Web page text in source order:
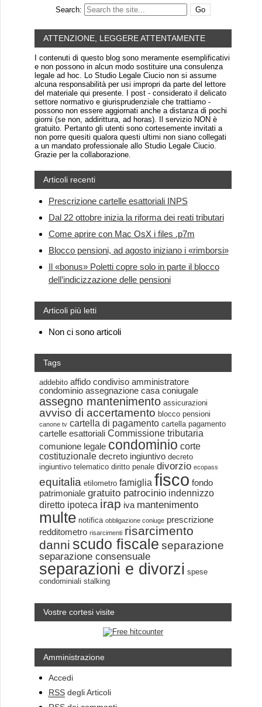
Search:
ATTENZIONE, LEGGERE ATTENTAMENTE
I contenuti di questo blog sono meramente esemplificativi
e non possono in alcun modo sostituire una consulenza
legale ad hoc. Lo Studio Legale Ciucio non si assume
alcuna responsabilità per usi impropri da parte del lettore
del materiale qui presente. I post - considerato il delicato
settore normativo e giurisprudenziale che trattiamo -
possono non essere aggiornati anche a distanza di pochi
giorni (se non, addirittura, ad horas). Il servizio NON è
gratuito. Pertanto gli utenti sono cortesemente invitati a
non porre quesiti qualora questi ultimi non siano collegati
a un mandato professionale allo Studio Legale Ciucio.
Grazie per la collaborazione.
Articoli recenti
Prescrizione cartelle esattoriali INPS
Dal 22 ottobre inizia la riforma dei reati tributari
Come aprire con Mac OsX i files .p7m
Blocco pensioni, ad agosto iniziano i «rimborsi»
Il «bonus» Poletti copre solo in parte il blocco
dell’indicizzazione delle pensioni
Articoli più letti
Non ci sono articoli
Tags
addebito affido condiviso amministratore
condominio assegnazione casa coniugale
assegno mantenimento assicurazioni
avviso di accertamento blocco pensioni
canone tv cartella di pagamento cartella pagamento
cartelle esattoriali Commissione tributaria
comunione legale condominio corte
costituzionale decreto ingiuntivo decreto
ingiuntivo telematico diritto penale divorzio ecopass
equitalia etilometro famiglia fisco fondo
patrimoniale gratuito patrocinio indennizzo
diretto ipoteca irap iva mantenimento
multe notifica obbligazione coniuge prescrizione
redditometro risarcimenti risarcimento
danni scudo fiscale separazione
separazione consensuale
separazioni e divorzi spese
condominiali stalking
Vostre cortesi visite
Amministrazione
Accedi
RSSdegli Articoli